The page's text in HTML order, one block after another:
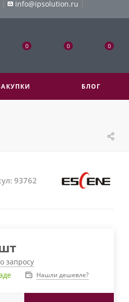
| info@ipsolution.ru |
0 0 0
БЛОГ
93762
запросу
Нашли дешевле?